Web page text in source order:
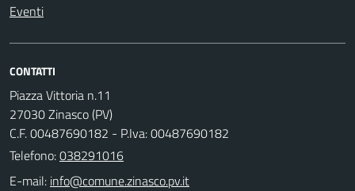
Eventi
CONTATTI
Piazza Vittoria n.11
27030 Zinasco (PV)
C.F. 00487690182 - P.Iva: 00487690182
Telefono:038291016
E-mail: